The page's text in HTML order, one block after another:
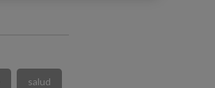
salud